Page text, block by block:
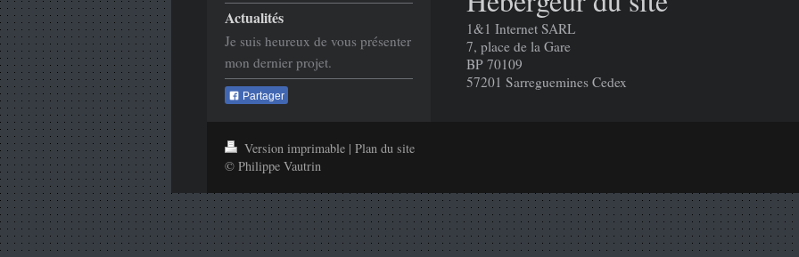
1&1 Internet SARL
7, place de la Gare
BP 70109
57201 Sarreguemines Cedex
Actualités
Je suis heureux de vous présenter
mon dernier projet.
Partager
Version imprimable | Plan du site
© Philippe Vautrin